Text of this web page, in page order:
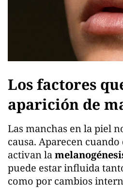
Los factores
aparición de
Las manchas en la piel
causa. Aparecen
activan la
puede estar influida
como por cambios